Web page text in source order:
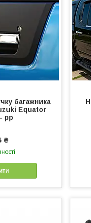
багажника
Equator
рр
₴